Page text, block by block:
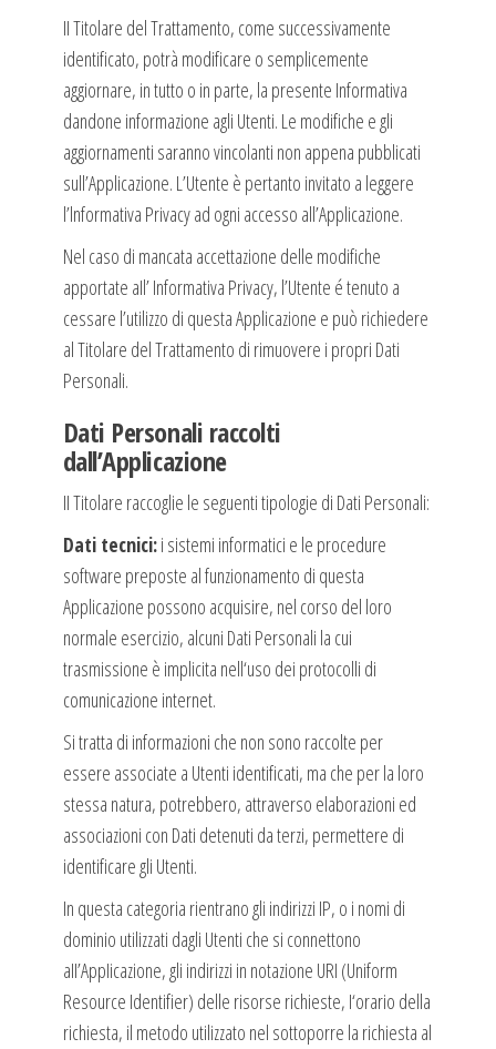
II Titolare del Trattamento, come successivamente
identificato, potrà modificare o semplicemente
aggiornare, in tutto o in parte, la presente Informativa
dandone informazione agli Utenti. Le modifiche e gli
aggiornamenti saranno vincolanti non appena pubblicati
sull’Applicazione. L’Utente è pertanto invitato a leggere
l’lnformativa Privacy ad ogni accesso all’Applicazione.
Nel caso di mancata accettazione delle modifiche
apportate aIl’ Informativa Privacy, l’Utente é tenuto a
cessare l’utilizzo di questa Applicazione e può richiedere
al Titolare del Trattamento di rimuovere i propri Dati
Personali.
Dati Personali raccolti
dall’Applicazione
II Titolare raccoglie le seguenti tipologie di Dati Personali:
Dati tecnici:i sistemi informatici e le procedure
software preposte al funzionamento di questa
Applicazione possono acquisire, nel corso del loro
normale esercizio, alcuni Dati Personali la cui
trasmissione è implicita nell‘uso dei protocolli di
comunicazione internet.
Si tratta di informazioni che non sono raccolte per
essere associate a Utenti identificati, ma che per la loro
stessa natura, potrebbero, attraverso elaborazioni ed
associazioni con Dati detenuti da terzi, permettere di
identificare gli Utenti.
In questa categoria rientrano gli indirizzi IP, o i nomi di
dominio utilizzati dagli Utenti che si connettono
aII’AppIicazione, gli indirizzi in notazione URI (Uniform
Resource Identifier) delle risorse richieste, I‘orario della
richiesta, il metodo utilizzato nel sottoporre la richiesta al